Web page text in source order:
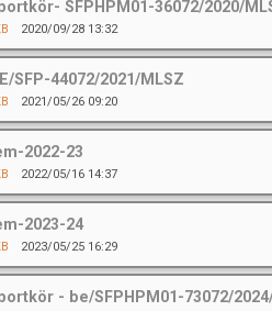
SFPHPM01-36072/2020/
2020/09/28 13:32
SFP-44072/2021/MLSZ
2021/05/26 09:20
2022-23
2022/05/16 14:37
2023-24
2023/05/25 16:29
- be/SFPHPM01-73072/